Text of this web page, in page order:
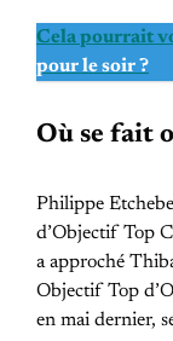
Cela pourrait
pour le soir ?
Où se fait
Philippe
d’Objectif Top
a approché
Objectif Top
en mai dernier,